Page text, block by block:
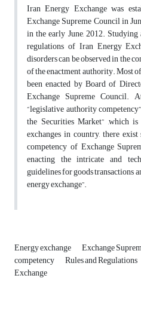
Iran Energy Exchange was
Exchange Supreme Council in
in the early June, 2012.
regulations of Iran Energy
disorders can be observed in the
of the enactment authority. Most
been enacted by Board of
Exchange Supreme
“legislative authority
the Securities Market” ,which
exchanges in country, there
competency of Exchange
enacting the intricate and
guidelines for goods transactions
energy exchange”.
Energy exchange Exchange
competency Rules and Regulations
Exchange